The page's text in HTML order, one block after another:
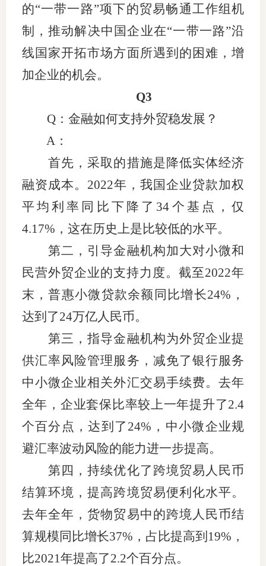
廉政举
的“一带一路”项下的贸易畅通工作组机
制，推动解决中国企业在“一带一路”沿
线国家开拓市场方面所遇到的困难，增
加企业的机会。
Q3
Q：金融如何支持外贸稳发展？
A：
首先，采取的措施是降低实体经济
融资成本。2022年，我国企业贷款加权
平均利率同比下降了34个基点，仅
4.17%，这在历史上是比较低的水平。
第二，引导金融机构加大对小微和
民营外贸企业的支持力度。截至2022年
末，普惠小微贷款余额同比增长24%，
达到了24万亿人民币。
第三，指导金融机构为外贸企业提
供汇率风险管理服务，减免了银行服务
中小微企业相关外汇交易手续费。去年
全年，企业套保比率较上一年提升了2.4
个百分点，达到了24%，中小微企业规
避汇率波动风险的能力进一步提高。
第四，持续优化了跨境贸易人民币
结算环境，提高跨境贸易便利化水平。
去年全年，货物贸易中的跨境人民币结
算规模同比增长37%，占比提高到19%，
比2021年提高了2.2个百分点。